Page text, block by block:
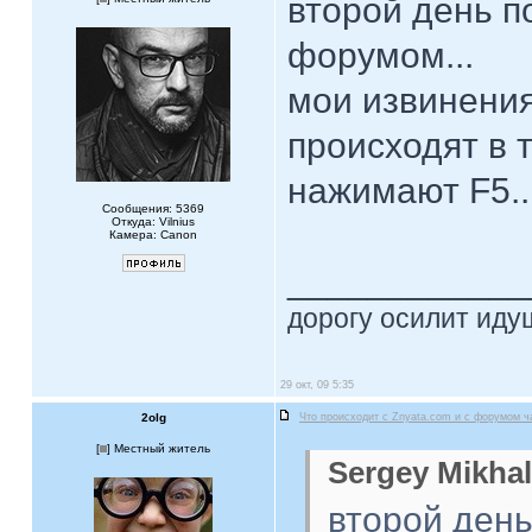
Сообщения: 5369
Откуда: Vilnius
Камера: Canon
второй день
форумом...
мои
происходят в
нажимают
дорогу осилит
29 окт, 09 5:35
2olg Что происходит с Znyata.com и с форумом
[ ] Местный житель
Sergey
второй